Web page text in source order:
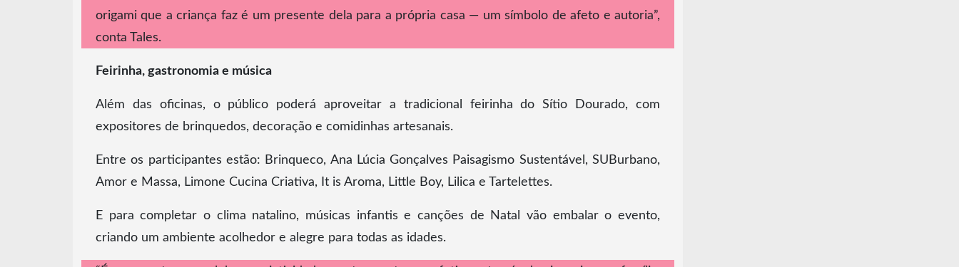
origami que a criança faz é um presente dela para a própria casa — um símbolo de afeto e autoria”,
conta Tales.
Feirinha, gastronomia e música
Além das oficinas, o público poderá aproveitar a tradicional feirinha do Sítio Dourado, com
expositores de brinquedos, decoração e comidinhas artesanais.
Entre os participantes estão: Brinqueco, Ana Lúcia Gonçalves Paisagismo Sustentável, SUBurbano,
Amor e Massa, Limone Cucina Criativa, It is Aroma, Little Boy, Lilica e Tartelettes.
E para completar o clima natalino, músicas infantis e canções de Natal vão embalar o evento,
criando um ambiente acolhedor e alegre para todas as idades.